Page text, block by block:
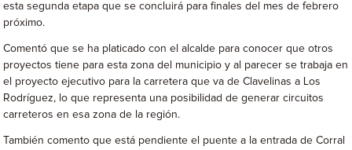
esta segunda etapa que se concluirá para finales del mes de febrero
próximo.
Comentó que se ha platicado con el alcalde para conocer que otros
proyectos tiene para esta zona del municipio y al parecer se trabaja en
el proyecto ejecutivo para la carretera que va de Clavelinas a Los
Rodríguez, lo que representa una posibilidad de generar circuitos
carreteros en esa zona de la región.
También comento que está pendiente el puente a la entrada de Corral